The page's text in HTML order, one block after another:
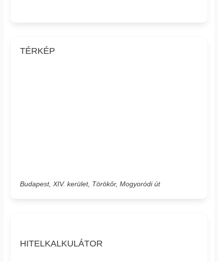
TÉRKÉP
Budapest, XIV. kerület, Törökőr, Mogyoródi út
HITELKALKULÁTOR